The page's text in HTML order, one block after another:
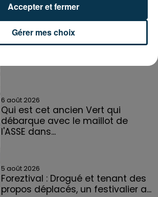
6 août 2026
Pourquoi la circulation est
l'A47 ?
6 août 2026
Qui est cet ancien Vert qui
débarque avec le maillot de
l'ASSE dans...
5 août 2026
Foreztival : Drogué et tenant des
propos déplacés, un festivalier a...
Gérer mes choix
Accepter et fermer